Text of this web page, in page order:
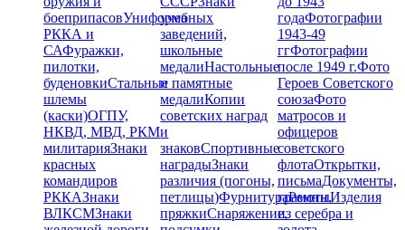
боеприпасовУниформа
РККА и
САФуражки,
пилотки,
буденовкиСтальные
шлемы
(каски)ОГПУ,
НКВД, МВД, РКМ
милитарияЗнаки
красных
командиров
РККАЗнаки
ВЛКСМЗнаки
учебных
заведений,
школьные
медалиНастольные
и памятные
медалиКопии
советских наград
и
знаковСпортивные
наградыЗнаки
различия (погоны,
петлицы)ФурнитураРемни,
пряжкиСнаряжение,
годаФотографии
1943-49
ггФотографии
после 1949 г.Фото
Героев Советского
союзаФото
матросов и
офицеров
советского
флотаОткрытки,
письмаДокументы,
грамотыИзделия
из серебра и